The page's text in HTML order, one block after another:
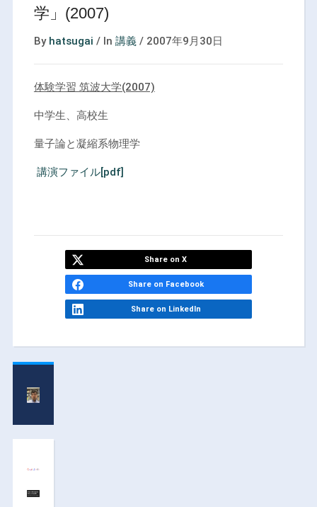
学」(2007)
By hatsugai / In 講義/ 2007年9月30日
体験学習 筑波大学(2007)
中学生、高校生
量子論と凝縮系物理学
講演ファイル[pdf]
Share on X
Share on Facebook
Share on LinkedIn